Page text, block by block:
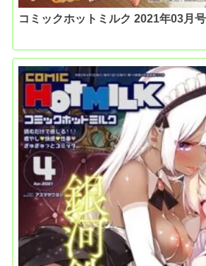
コミックホットミルク 2021年03月